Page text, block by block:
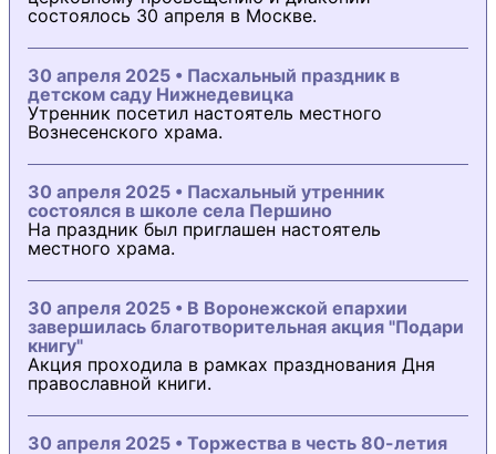
состоялось 30 апреля в Москве.
30 апреля 2025 • Пасхальный праздник в
детском саду Нижнедевицка
Утренник посетил настоятель местного
Вознесенского храма.
30 апреля 2025 • Пасхальный утренник
состоялся в школе села Першино
На праздник был приглашен настоятель
местного храма.
30 апреля 2025 • В Воронежской епархии
завершилась благотворительная акция "Подари
книгу"
Акция проходила в рамках празднования Дня
православной книги.
30 апреля 2025 • Торжества в честь 80-летия